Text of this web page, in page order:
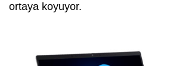
ortaya koyuyor.